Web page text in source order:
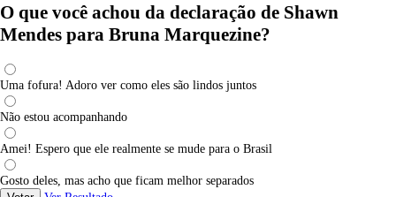
O que você achou da declaração de Shawn
Mendes para Bruna Marquezine?
Uma fofura! Adoro ver como eles são lindos juntos
Não estou acompanhando
Amei! Espero que ele realmente se mude para o Brasil
Gosto deles, mas acho que ficam melhor separados